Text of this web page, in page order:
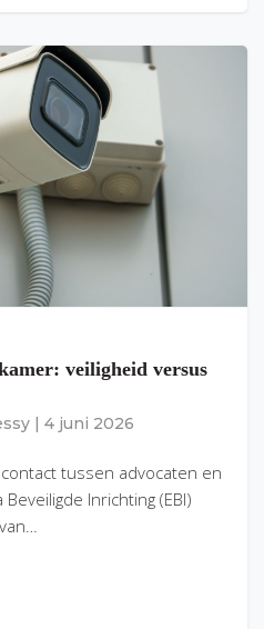
veiligheid versus
4 juni 2026
tussen advocaten en
Inrichting (EBI)